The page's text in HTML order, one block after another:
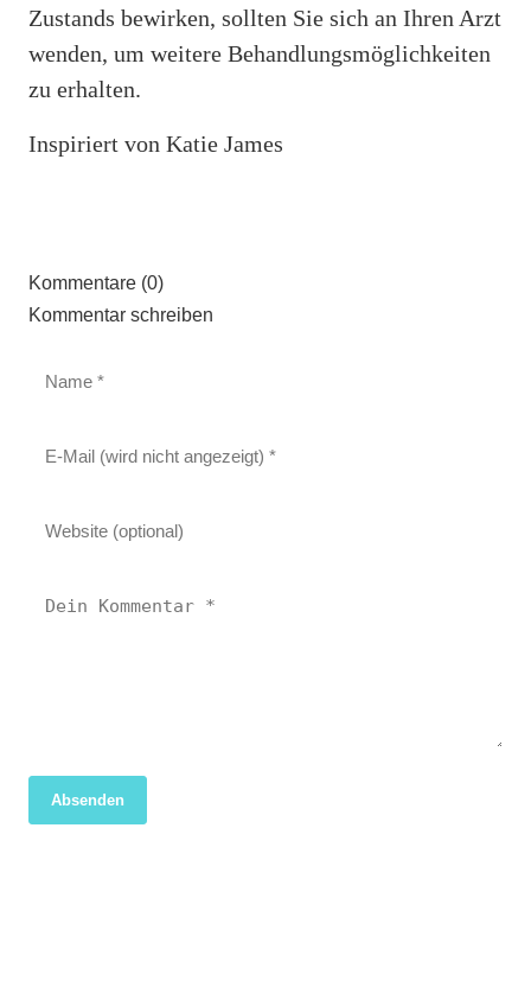
Zustands bewirken, sollten Sie sich an Ihren Arzt
wenden, um weitere Behandlungsmöglichkeiten
zu erhalten.
Inspiriert von Katie James
Kommentare (0)
Kommentar schreiben
Absenden